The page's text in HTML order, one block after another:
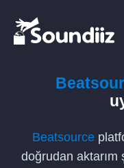
Beatsource
doğrudan aktarım